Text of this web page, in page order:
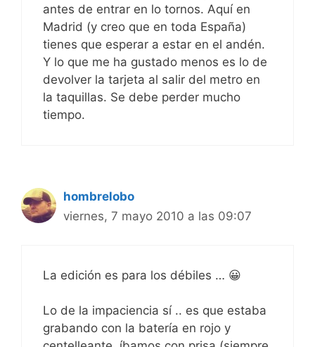
antes de entrar en lo tornos. Aquí en
Madrid (y creo que en toda España)
tienes que esperar a estar en el andén.
Y lo que me ha gustado menos es lo de
devolver la tarjeta al salir del metro en
la taquillas. Se debe perder mucho
tiempo.
hombrelobo
viernes, 7 mayo 2010 a las 09:07
La edición es para los débiles … 😀
Lo de la impaciencia sí .. es que estaba
grabando con la batería en rojo y